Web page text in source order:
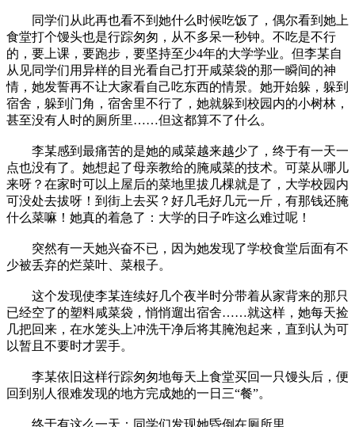
同学们从此再也看不到她什么时候吃饭了，偶尔看到她上
食堂打个馒头也是行踪匆匆，从不多呆一秒钟。不吃是不行
的，要上课，要跑步，要坚持至少4年的大学学业。但李某自
从见同学们用异样的目光看自己打开咸菜袋的那一瞬间的神
情，她发誓再不让大家看自己吃东西的情景。她开始躲，躲到
宿舍，躲到门角，宿舍里不行了，她就躲到校园内的小树林，
甚至没有人时的厕所里……但这都算不了什么。
李某感到最痛苦的是她的咸菜越来越少了，终于有一天一
点也没有了。她想起了母亲教给的腌咸菜的技术。可菜从哪儿
来呀？在家时可以上屋后的菜地里拔几棵就是了，大学校园内
可没处去拔呀！到街上去买？好几毛好几元一斤，有那钱还腌
什么菜嘛！她真的着急了：大学的日子咋这么难过呢！
突然有一天她兴奋不已，因为她发现了学校食堂后面有不
少被丢弃的烂菜叶、菜根子。
这个发现使李某连续好几个夜半时分带着从家背来的那只
已经空了的塑料咸菜袋，悄悄遛出宿舍……就这样，她每天捡
几把回来，在水笼头上冲洗干净后将其腌泡起来，直到认为可
以暂且不要时才罢手。
李某依旧这样行踪匆匆地每天上食堂买回一只馒头后，便
回到别人很难发现的地方完成她的一日三“餐”。
终于有这么一天：同学们发现她昏倒在厕所里……